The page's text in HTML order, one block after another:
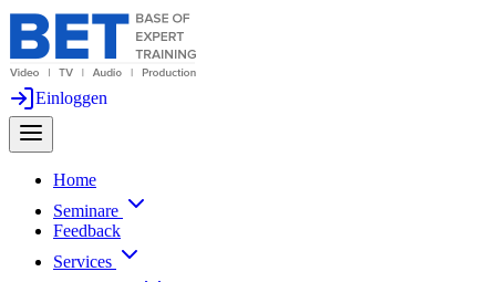
Einloggen
Home
Seminare
Feedback
Services